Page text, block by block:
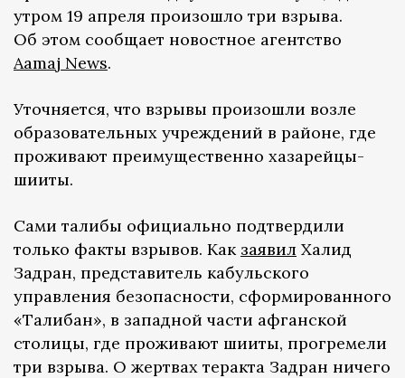
утром 19 апреля произошло три взрыва.
Об этом сообщает новостное агентство
Aamaj News.
Уточняется, что взрывы произошли возле
образовательных учреждений в районе, где
проживают преимущественно хазарейцы-
шииты.
Сами талибы официально подтвердили
только факты взрывов. Как заявил Халид
Задран, представитель кабульского
управления безопасности, сформированного
«Талибан», в западной части афганской
столицы, где проживают шииты, прогремели
три взрыва. О жертвах теракта Задран ничего